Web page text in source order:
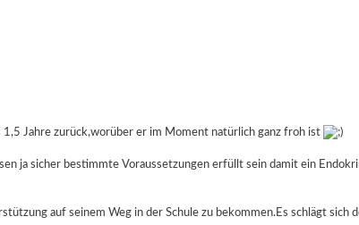
Jahre zurück,worüber er im Moment natürlich ganz froh ist
ja sicher bestimmte Voraussetzungen erfüllt sein damit ein
auf seinem Weg in der Schule zu bekommen.Es schlägt sich